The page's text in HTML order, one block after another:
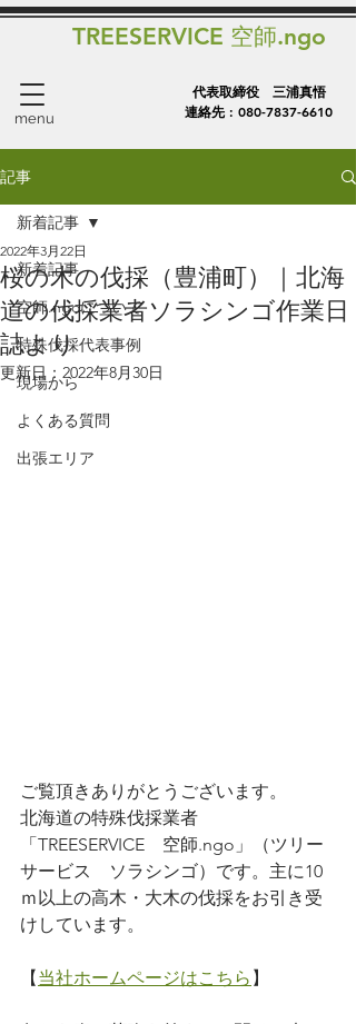
TREESERVICE 空師.ngo
代表取締役 三浦真悟
連絡先 : 080-7837-6610
menu
記事
新着記事
空師.ngoについて
特殊伐採代表事例
現場から
よくある質問
出張エリア
新着記事
桜の木の伐採（豊浦町）｜北海
道の伐採業者ソラシンゴ作業日
誌より
2022年3月22日
更新日： 2022年8月30日
ご覧頂きありがとうございます。
北海道の特殊伐採業者
「TREESERVICE　空師.ngo」（ツリー
サービス　ソラシンゴ）です。主に10
ｍ以上の高木・大木の伐採をお引き受
けしています。
【 当社ホームページはこちら 】